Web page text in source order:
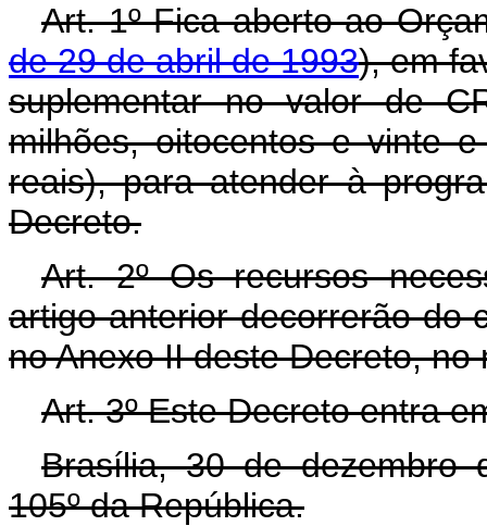
Art. 1º Fica aberto ao
de 29 de abril de 1993), em
suplementar no valor de
milhões, oitocentos e vinte
reais), para atender à
Decreto.
Art. 2º Os recursos
artigo anterior decorrerão do
no Anexo II deste Decreto,
Art. 3º Este Decreto entra
Brasília, 30 de dezembro
105º da República.